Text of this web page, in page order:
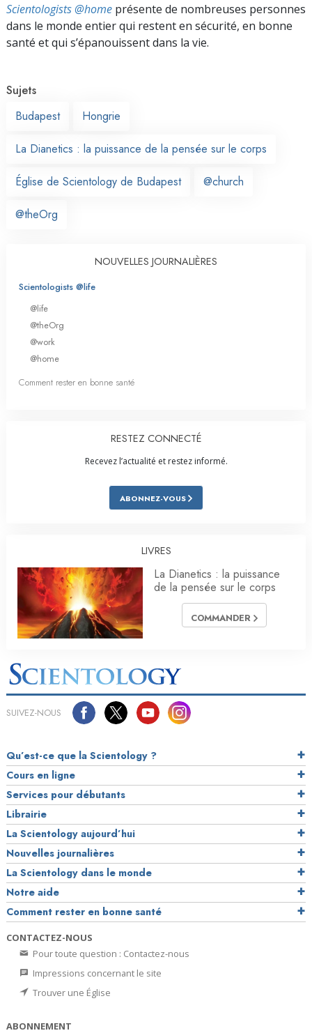
Scientologists @home présente de nombreuses personnes
dans le monde entier qui restent en sécurité, en bonne
santé et qui s’épanouissent dans la vie.
Sujets
Budapest
Hongrie
La Dianetics : la puissance de la pensée sur le corps
Église de Scientology de Budapest @church
@theOrg
NOUVELLES JOURNALIÈRES
Scientologists @life
@life
@theOrg
@work
@home
Comment rester en bonne santé
RESTEZ CONNECTÉ
Recevez l’actualité et restez informé.
ABONNEZ-VOUS
LIVRES
La Dianetics : la puissance
de la pensée sur le corps
COMMANDER
SUIVEZ-NOUS
Qu’est-ce que la Scientology ?
Cours en ligne
Services pour débutants
Librairie
La Scientology aujourd’hui
Nouvelles journalières
La Scientology dans le monde
Notre aide
Comment rester en bonne santé
CONTACTEZ-NOUS
Pour toute question : Contactez-nous
Impressions concernant le site
Trouver une Église
ABONNEMENT